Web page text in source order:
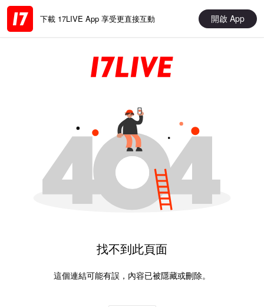
下載 17LIVE App 享受更直接互動 開啟 App
找不到此頁面
這個連結可能有誤，內容已被隱藏或刪除。